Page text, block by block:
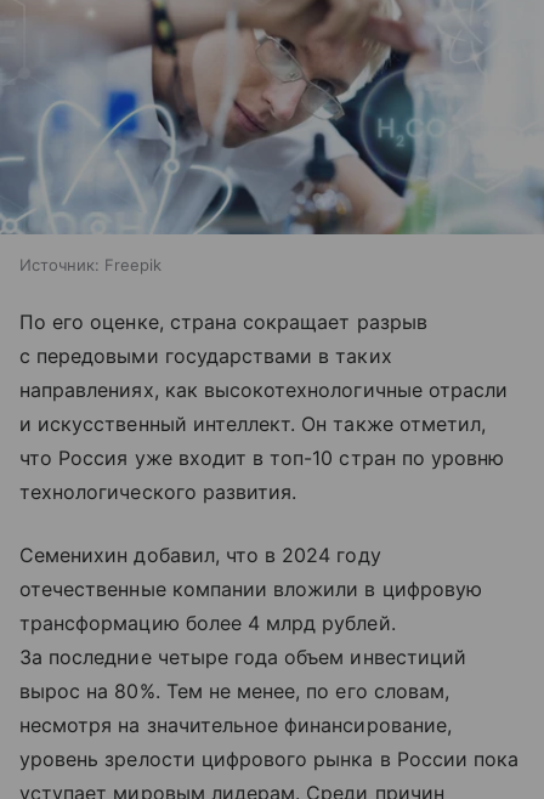
Источник: Freepik
По его оценке, страна сокращает разрыв
с передовыми государствами в таких
направлениях, как высокотехнологичные отрасли
и искусственный интеллект. Он также отметил,
что Россия уже входит в топ-10 стран по уровню
технологического развития.
Семенихин добавил, что в 2024 году
отечественные компании вложили в цифровую
трансформацию более 4 млрд рублей.
За последние четыре года объем инвестиций
вырос на 80%. Тем не менее, по его словам,
несмотря на значительное финансирование,
уровень зрелости цифрового рынка в России пока
уступает мировым лидерам. Среди причин